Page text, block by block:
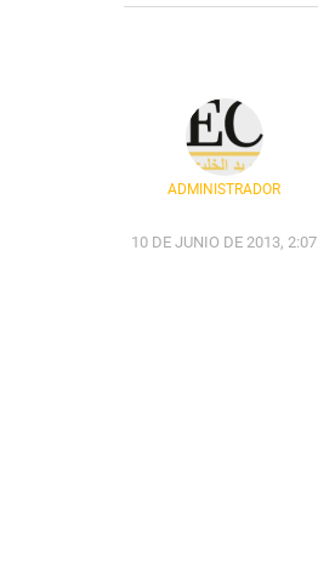
ADMINISTRADOR
10 DE JUNIO DE 2013, 2:07